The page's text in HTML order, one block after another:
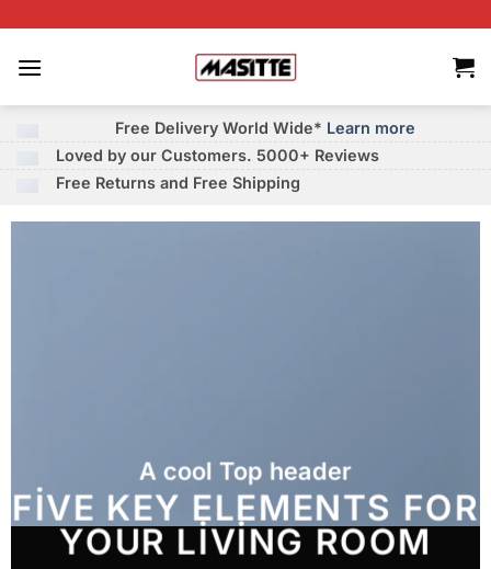
Free Delivery World Wide* Learn more
Loved by our Customers. 5000+ Reviews
Free Returns and Free Shipping
A cool Top header
FIVE KEY ELEMENTS FOR
YOUR LIVING ROOM